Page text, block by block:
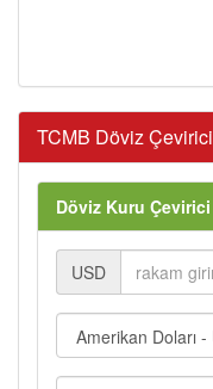
TCMB Döviz Çevirici
Döviz Kuru Çevirici
USD